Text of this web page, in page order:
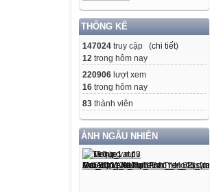
THỐNG KÊ
147024 truy cập (chi tiết)
12 trong hôm nay
220906 lượt xem
16 trong hôm nay
83 thành viên
ẢNH NGẪU NHIÊN